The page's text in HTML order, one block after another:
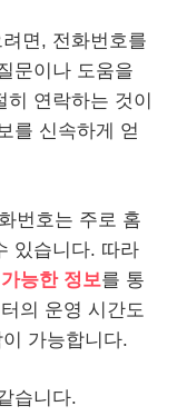
면, 전화번호를
문이나 도움을
히 연락하는 것이
를 신속하게 얻
번호는 주로 홈
있습니다. 따라
능한 정보를 통
의 운영 시간도
가능합니다.
습니다.